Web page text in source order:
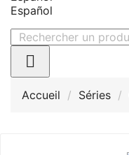
Español

Accueil Séries